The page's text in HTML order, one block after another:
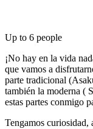
Up to 6 people
¡No hay en la vida
que vamos a
parte tradicional
también la moderna (
estas partes conmigo
Tengamos curiosidad,